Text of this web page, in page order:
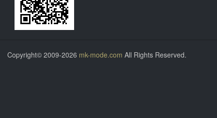
Copyright© 2009-2026 mk-mode.com All Rights Reserved.